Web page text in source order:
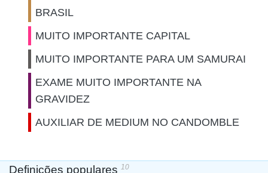
BRASIL
MUITO IMPORTANTE CAPITAL
MUITO IMPORTANTE PARA UM SAMURAI
EXAME MUITO IMPORTANTE NA
GRAVIDEZ
AUXILIAR DE MEDIUM NO CANDOMBLE
Definições populares 10